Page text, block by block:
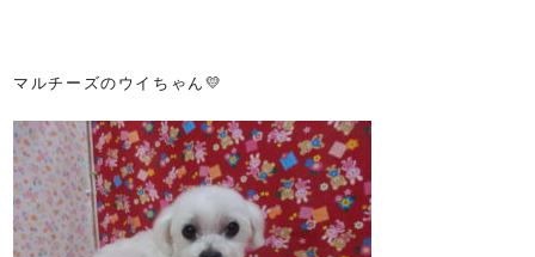
マルチーズのウイちゃん💛